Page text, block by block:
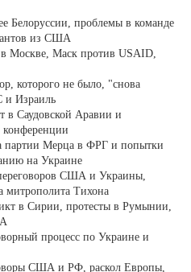
Белоруссии, проблемы в команде
из США
Москве, Маск против USAID,
которого не было, "снова
Израиль
в Саудовской Аравии и
конференции
партии Мерца в ФРГ и попытки
на Украине
США и Украины,
Тихона
в Сирии, протесты в Румынии,
процесс по Украине и
США и РФ, раскол Европы,